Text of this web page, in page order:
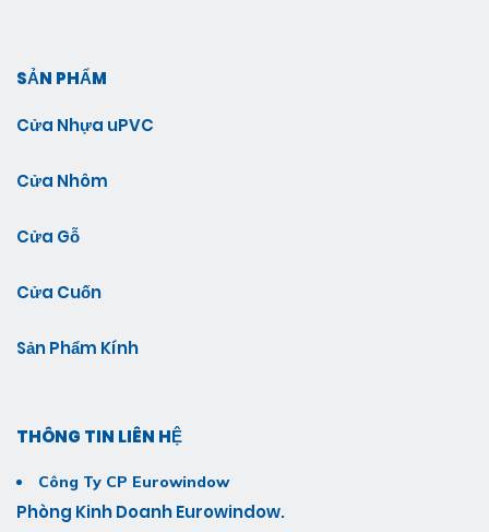
SẢN PHẨM
Cửa Nhựa uPVC
Cửa Nhôm
Cửa Gỗ
Cửa Cuốn
Sản Phẩm Kính
THÔNG TIN LIÊN HỆ
Công Ty CP Eurowindow
Phòng Kinh Doanh Eurowindow.